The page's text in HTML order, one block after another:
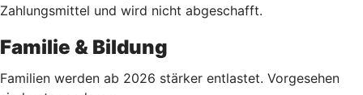
Zahlungsmittel und wird nicht abgeschafft.
Familie & Bildung
Familien werden ab 2026 stärker entlastet. Vorgesehen